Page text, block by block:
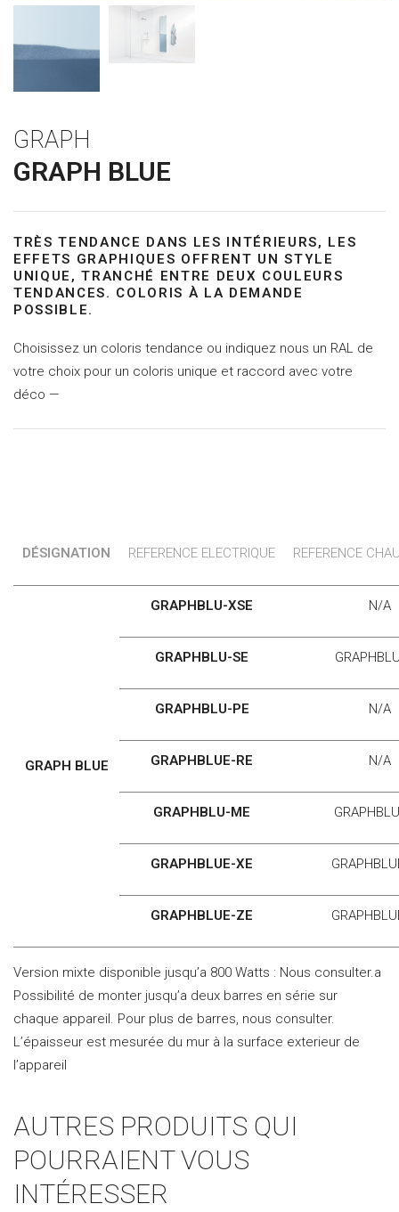
GRAPH
GRAPH BLUE
TRÈS TENDANCE DANS LES INTÉRIEURS, LES
EFFETS GRAPHIQUES OFFRENT UN STYLE
UNIQUE, TRANCHÉ ENTRE DEUX COULEURS
TENDANCES. COLORIS À LA DEMANDE
POSSIBLE.
Choisissez un coloris tendance ou indiquez nous un RAL de
votre choix pour un coloris unique et raccord avec votre
déco —
DÉSIGNATION REFERENCE ELECTRIQUE REFERENCE
GRAPH BLUE
GRAPHBLU-XSE N/A
GRAPHBLU-SE
GRAPHBLU-PE N/A
GRAPHBLUE-RE N/A
GRAPHBLU-ME
GRAPHBLUE-XE
GRAPHBLUE-ZE
Version mixte disponible jusqu’a 800 Watts : Nous consulter.a
Possibilité de monter jusqu’a deux barres en série sur
chaque appareil. Pour plus de barres, nous consulter.
L’épaisseur est mesurée du mur à la surface exterieur de
l’appareil
AUTRES PRODUITS QUI
POURRAIENT VOUS
INTÉRESSER